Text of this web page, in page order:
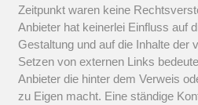
Zeitpunkt waren keine
Anbieter hat keinerlei Einfluss auf
Gestaltung und auf die Inhalte der
Setzen von externen Links
Anbieter die hinter dem Verweis
zu Eigen macht. Eine ständige